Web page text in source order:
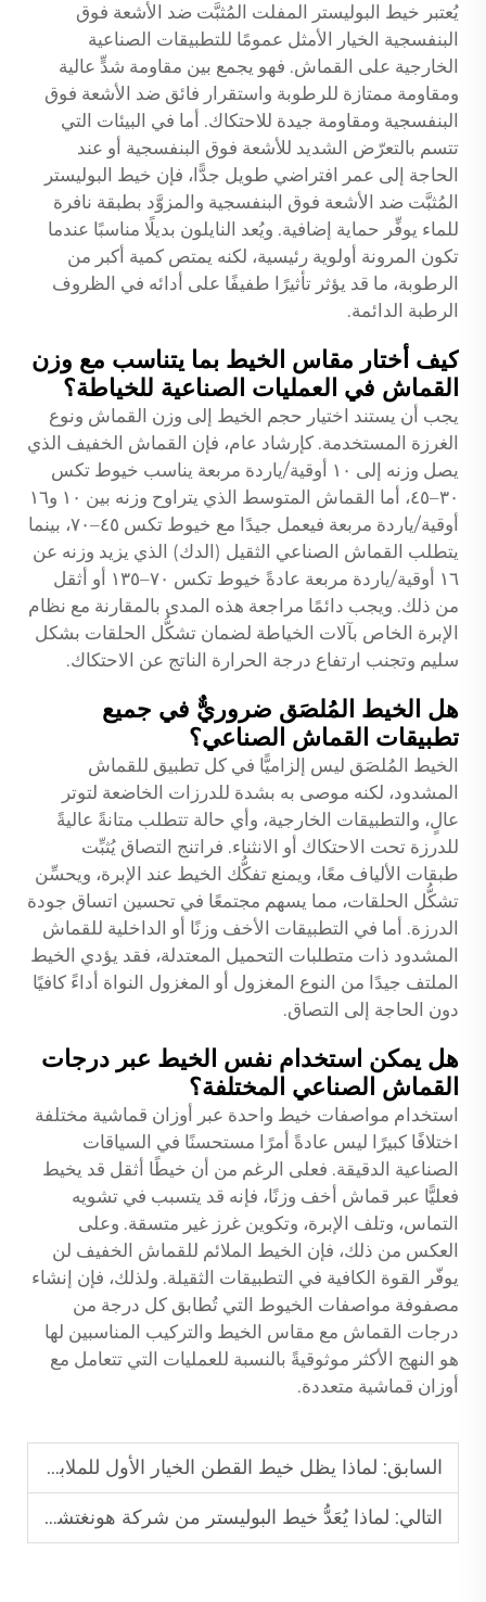
يُعتبر خيط البوليستر المفلت المُثبَّت ضد الأشعة فوق
البنفسجية الخيار الأمثل عمومًا للتطبيقات الصناعية
الخارجية على القماش. فهو يجمع بين مقاومة شدٍّ عالية
ومقاومة ممتازة للرطوبة واستقرار فائق ضد الأشعة فوق
البنفسجية ومقاومة جيدة للاحتكاك. أما في البيئات التي
تتسم بالتعرّض الشديد للأشعة فوق البنفسجية أو عند
الحاجة إلى عمر افتراضي طويل جدًّا، فإن خيط البوليستر
المُثبَّت ضد الأشعة فوق البنفسجية والمزوَّد بطبقة نافرة
للماء يوفِّر حماية إضافية. ويُعد النايلون بديلًا مناسبًا عندما
تكون المرونة أولوية رئيسية، لكنه يمتص كمية أكبر من
الرطوبة، ما قد يؤثر تأثيرًا طفيفًا على أدائه في الظروف
الرطبة الدائمة.
كيف أختار مقاس الخيط بما يتناسب مع وزن
القماش في العمليات الصناعية للخياطة؟
يجب أن يستند اختيار حجم الخيط إلى وزن القماش ونوع
الغرزة المستخدمة. كإرشاد عام، فإن القماش الخفيف الذي
يصل وزنه إلى ١٠ أوقية/ياردة مربعة يناسب خيوط تكس
٣٠–٤٥، أما القماش المتوسط الذي يتراوح وزنه بين ١٠ و١٦
أوقية/ياردة مربعة فيعمل جيدًا مع خيوط تكس ٤٥–٧٠، بينما
يتطلب القماش الصناعي الثقيل (الدك) الذي يزيد وزنه عن
١٦ أوقية/ياردة مربعة عادةً خيوط تكس ٧٠–١٣٥ أو أثقل
من ذلك. ويجب دائمًا مراجعة هذه المدى بالمقارنة مع نظام
الإبرة الخاص بآلات الخياطة لضمان تشكُّل الحلقات بشكل
سليم وتجنب ارتفاع درجة الحرارة الناتج عن الاحتكاك.
هل الخيط المُلصَق ضروريٌّ في جميع
تطبيقات القماش الصناعي؟
الخيط المُلصَق ليس إلزاميًّا في كل تطبيق للقماش
المشدود، لكنه موصى به بشدة للدرزات الخاضعة لتوتر
عالٍ، والتطبيقات الخارجية، وأي حالة تتطلب متانةً عاليةً
للدرزة تحت الاحتكاك أو الانثناء. فراتنج التصاق يُثبِّت
طبقات الألياف معًا، ويمنع تفكُّك الخيط عند الإبرة، ويحسِّن
تشكُّل الحلقات، مما يسهم مجتمعًا في تحسين اتساق جودة
الدرزة. أما في التطبيقات الأخف وزنًا أو الداخلية للقماش
المشدود ذات متطلبات التحميل المعتدلة، فقد يؤدي الخيط
الملتف جيدًا من النوع المغزول أو المغزول النواة أداءً كافيًا
دون الحاجة إلى التصاق.
هل يمكن استخدام نفس الخيط عبر درجات
القماش الصناعي المختلفة؟
استخدام مواصفات خيط واحدة عبر أوزان قماشية مختلفة
اختلافًا كبيرًا ليس عادةً أمرًا مستحسنًا في السياقات
الصناعية الدقيقة. فعلى الرغم من أن خيطًا أثقل قد يخيط
فعليًّا عبر قماش أخف وزنًا، فإنه قد يتسبب في تشويه
التماس، وتلف الإبرة، وتكوين غرز غير متسقة. وعلى
العكس من ذلك، فإن الخيط الملائم للقماش الخفيف لن
يوفّر القوة الكافية في التطبيقات الثقيلة. ولذلك، فإن إنشاء
مصفوفة مواصفات الخيوط التي تُطابق كل درجة من
درجات القماش مع مقاس الخيط والتركيب المناسبين لها
هو النهج الأكثر موثوقيةً بالنسبة للعمليات التي تتعامل مع
أوزان قماشية متعددة.
السابق: لماذا يظل خيط القطن الخيار الأول للملابس الصديقة للبيئة.
التالي: لماذا يُعَدُّ خيط البوليستر من شركة هونغتشياو المعيار المرجعي لاتساق الخيوط عالميًّا؟‏